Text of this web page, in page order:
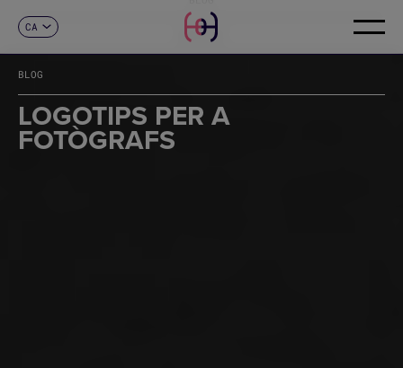
CA
FR
DE
IT
PT
CONTACTE
BLOG
LOGOTIPS PER A
FOTÒGRAFS